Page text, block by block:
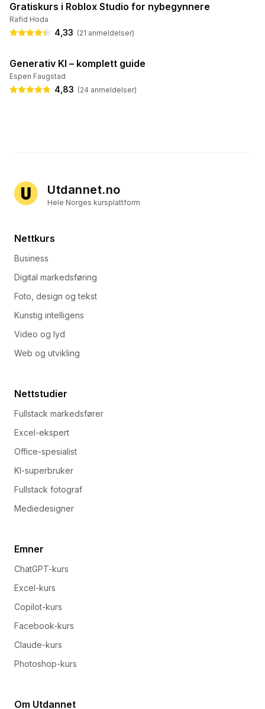
✔️ Gratis
Gratiskurs i Roblox Studio for nybegynnere
Rafid Hoda
4,33 (21 anmeldelser)
Generativ KI – komplett guide
Espen Faugstad
4,83 (24 anmeldelser)
Utdannet.no
Hele Norges kursplattform
Nettkurs
Business
Digital markedsføring
Foto, design og tekst
Kunstig intelligens
Video og lyd
Web og utvikling
Nettstudier
Fullstack markedsfører
Excel-ekspert
Office-spesialist
KI-superbruker
Fullstack fotograf
Mediedesigner
Emner
ChatGPT-kurs
Excel-kurs
Copilot-kurs
Facebook-kurs
Claude-kurs
Photoshop-kurs
Om Utdannet